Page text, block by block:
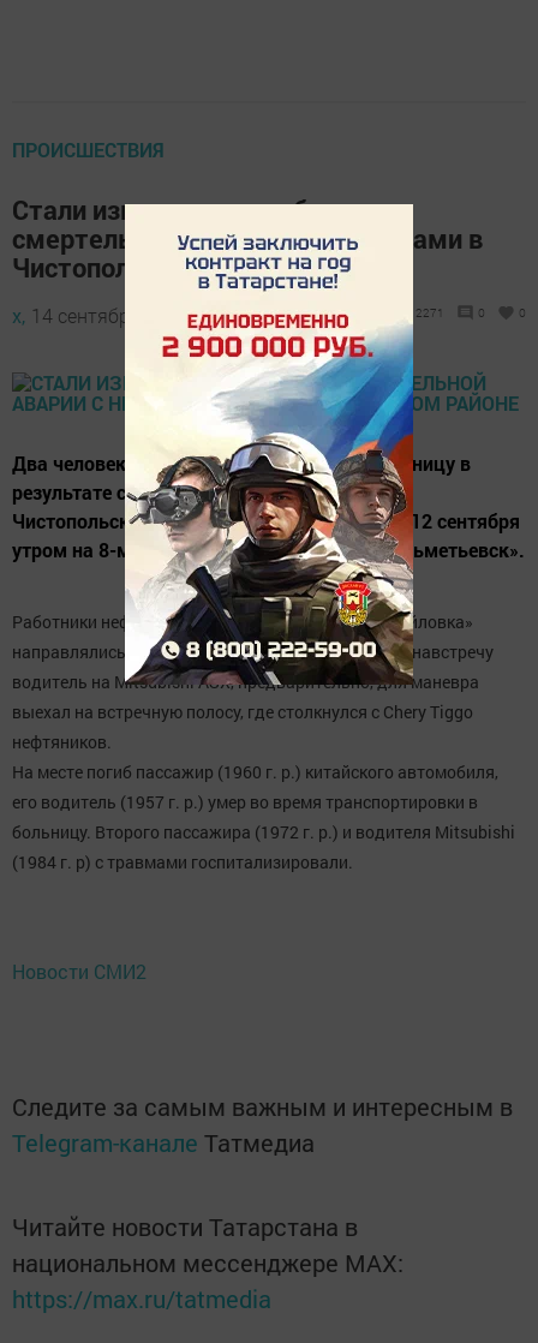
ПРОИСШЕСТВИЯ
Стали известны подробности
смертельной аварии с нефтяниками в
Чистопольском районе
х, 14 сентября 2017 - 16:29 2271 0 0
Два человека погибли и двое попали в больницу в
результате столкновения двух иномарок в
Чистопольском районе. Авария произошла 12 сентября
утром на 8-м км автодороги «Чистополь-Альметьевск».
Работники нефтеперекачивающей станции «Михайловка»
направлялись на работу в село Каргали. Ехавший навстречу
водитель на Mitsubishi ASX, предварительно, для маневра
выехал на встречную полосу, где столкнулся с Chery Tiggo
нефтяников.
На месте погиб пассажир (1960 г. р.) китайского автомобиля,
его водитель (1957 г. р.) умер во время транспортировки в
больницу. Второго пассажира (1972 г. р.) и водителя Mitsubishi
(1984 г. р) с травмами госпитализировали.
Новости СМИ2
Следите за самым важным и интересным в
Telegram-канале Татмедиа
Читайте новости Татарстана в
национальном мессенджере MАХ:
https://max.ru/tatmedia